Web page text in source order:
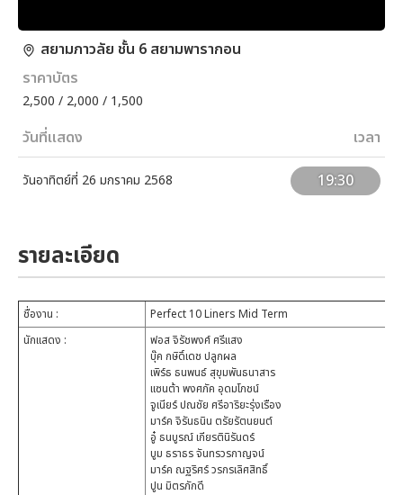
สยามภาวลัย ชั้น 6 สยามพารากอน
ราคาบัตร
2,500 / 2,000 / 1,500
วันที่แสดง เวลา
วันอาทิตย์ที่ 26 มกราคม 2568 19:30
รายละเอียด
ชื่องาน :
Perfect 10 Liners Mid Term
นักแสดง :
ฟอส จิรัชพงศ์ ศรีแสง
บุ๊ค กษิดิ์เดช ปลูกผล
เพิร์ธ ธนพนธ์ สุขุมพันธนาสาร
แซนต้า พงศภัค อุดมโภชน์
จูเนียร์ ปณชัย ศรีอาริยะรุ่งเรือง
มาร์ค จิรันธนิน ตรัยรัตนยนต์
อู๋ ธนบูรณ์ เกียรตินิรันดร์
บูม ธราธร จันทรวรกาญจน์
มาร์ค ณฐริศร์ วรกรเลิศสิทธิ์
ปูน มิตรภักดี